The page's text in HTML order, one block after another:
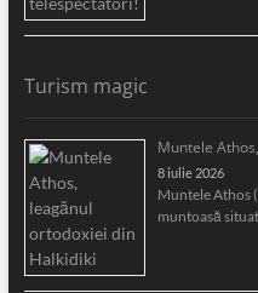
Turism magic
Muntele
8 iulie 2026
Muntele Athos
muntoasă